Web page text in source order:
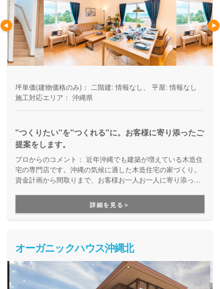
坪単価(建物価格のみ)： 二階建: 情報なし、 平屋: 情報なし
施工対応エリア： 沖縄県
"つくりたい"を"つくれる"に。お客様に寄り添ったご
提案をします。
プロからのコメント： 近年沖縄でも建築が増えている木造住
宅の専門店です。沖縄の気候に適した木造住宅の家づくり。
資金計画から間取りまで、お客様お一人お一人に寄り添って
詳細を見る＞
オーガニックハウス沖縄北